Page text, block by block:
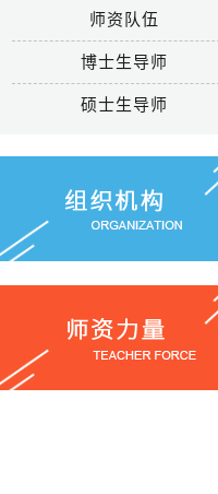
师资队伍
博士生导师
硕士生导师